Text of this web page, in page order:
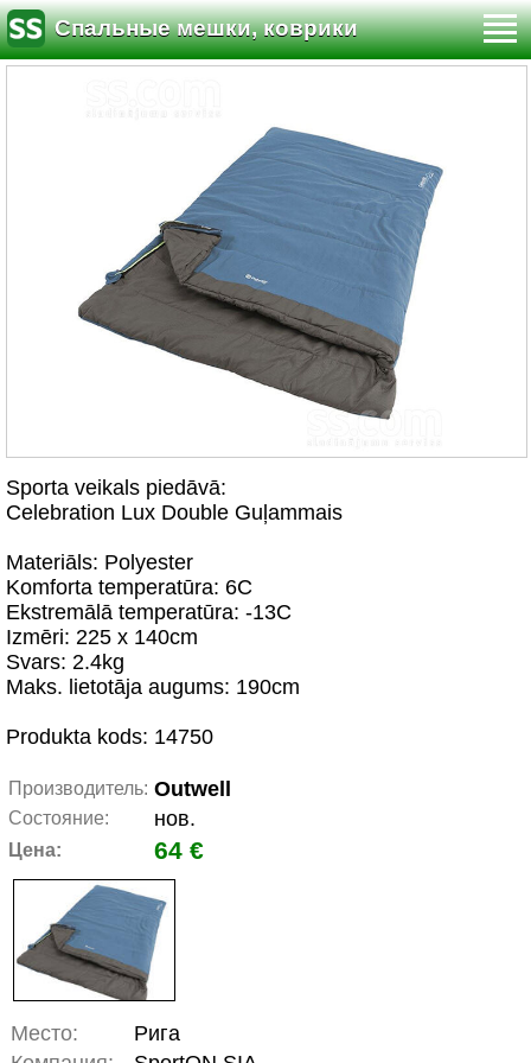
Спальные мешки, коврики
Sporta veikals piedāvā:
Celebration Lux Double Guļammais
Materiāls: Polyester
Komforta temperatūra: 6C
Ekstremālā temperatūra: -13C
Izmēri: 225 x 140cm
Svars: 2.4kg
Maks. lietotāja augums: 190cm
Produkta kods: 14750
Производитель: Outwell
Состояние: нов.
Цена: 64 €
Место:
Рига